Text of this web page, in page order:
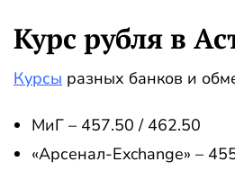
Курс рубля в
Курсы разных банков и
МиГ – 457.50 / 462.50
«Арсенал-Exchange» –